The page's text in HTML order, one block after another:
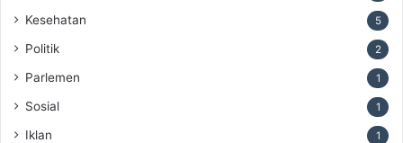
Kesehatan 5
Politik 2
Parlemen 1
Sosial 1
Iklan 1